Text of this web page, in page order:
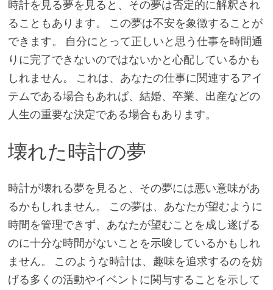
時計を見る夢を見ると、その夢は否定的に解釈され
ることもあります。 この夢は不安を象徴することが
できます。 自分にとって正しいと思う仕事を時間通
りに完了できないのではないかと心配しているかも
しれません。 これは、あなたの仕事に関連するアイ
テムである場合もあれば、結婚、卒業、出産などの
人生の重要な決定である場合もあります。
壊れた時計の夢
時計が壊れる夢を見ると、その夢には悪い意味があ
るかもしれません。 この夢は、あなたが望むように
時間を管理できず、あなたが望むことを成し遂げる
のに十分な時間がないことを示唆しているかもしれ
ません。 このような時計は、趣味を追求するのを妨
げる多くの活動やイベントに関与することを示して